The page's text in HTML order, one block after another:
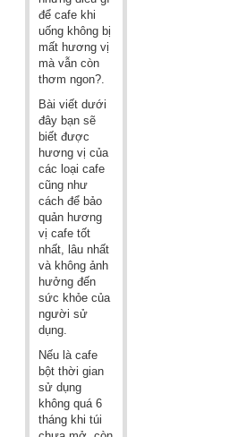
để cafe khi
uống không bị
mất hương vị
mà vẫn còn
thơm ngon?.
Bài viết dưới
đây bạn sẽ
biết được
hương vị của
các loại cafe
cũng như
cách để bảo
quản hương
vị cafe tốt
nhất, lâu nhất
và không ảnh
hưởng đến
sức khỏe của
người sử
dụng.
Nếu là cafe
bột thời gian
sử dụng
không quá 6
tháng khi túi